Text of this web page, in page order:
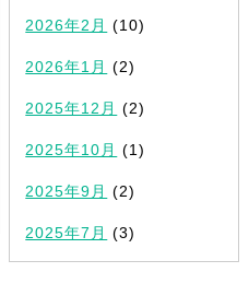
2026年2月 (10)
2026年1月 (2)
2025年12月 (2)
2025年10月 (1)
2025年9月 (2)
2025年7月 (3)